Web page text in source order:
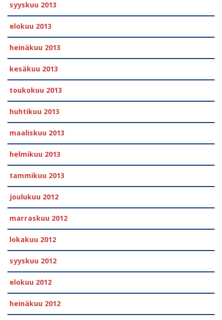
syyskuu 2013
elokuu 2013
heinäkuu 2013
kesäkuu 2013
toukokuu 2013
huhtikuu 2013
maaliskuu 2013
helmikuu 2013
tammikuu 2013
joulukuu 2012
marraskuu 2012
lokakuu 2012
syyskuu 2012
elokuu 2012
heinäkuu 2012